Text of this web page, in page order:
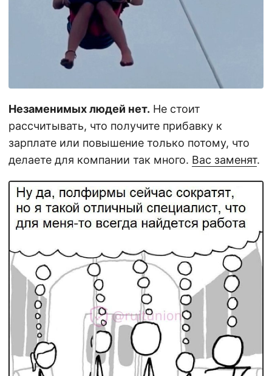
Незаменимых людей нет. Не стоит
рассчитывать, что получите прибавку к
зарплате или повышение только потому, что
делаете для компании так много. Вас заменят.